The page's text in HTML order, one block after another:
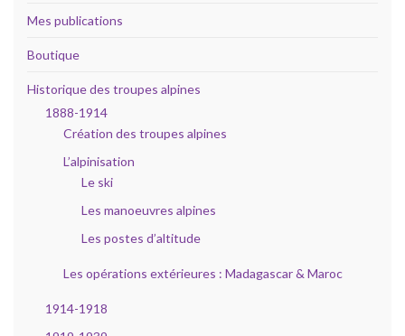
Mes publications
Boutique
Historique des troupes alpines
1888-1914
Création des troupes alpines
L’alpinisation
Le ski
Les manoeuvres alpines
Les postes d’altitude
Les opérations extérieures : Madagascar & Maroc
1914-1918